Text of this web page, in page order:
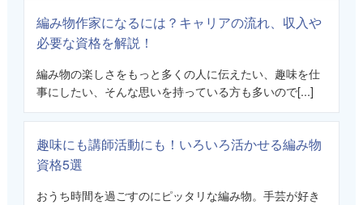
編み物作家になるには？キャリアの流れ、収入や
必要な資格を解説！
編み物の楽しさをもっと多くの人に伝えたい、趣味を仕
事にしたい、そんな思いを持っている方も多いので[...]
趣味にも講師活動にも！いろいろ活かせる編み物
資格5選
おうち時間を過ごすのにピッタリな編み物。手芸が好き